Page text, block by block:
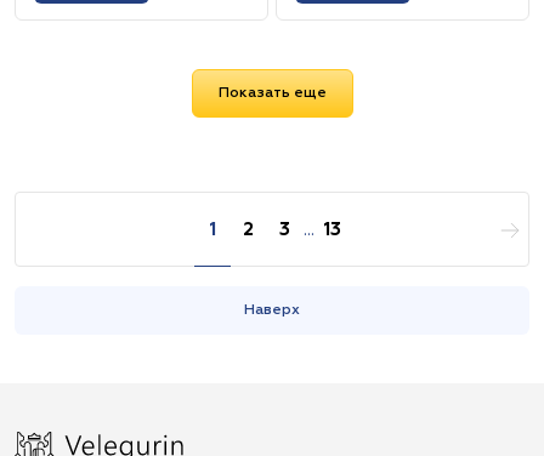
Показать еще
1 2 3 ... 13
Наверх